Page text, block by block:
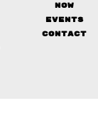
Now
Events
Contact